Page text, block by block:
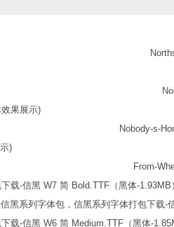
Nobody-s-
From-
信黑系列字体包，信黑系列字体打包下载-